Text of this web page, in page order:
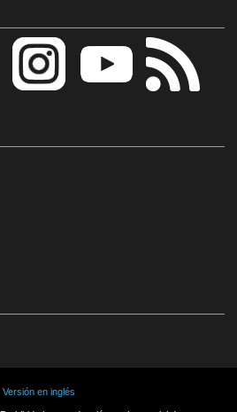
Versión en inglés